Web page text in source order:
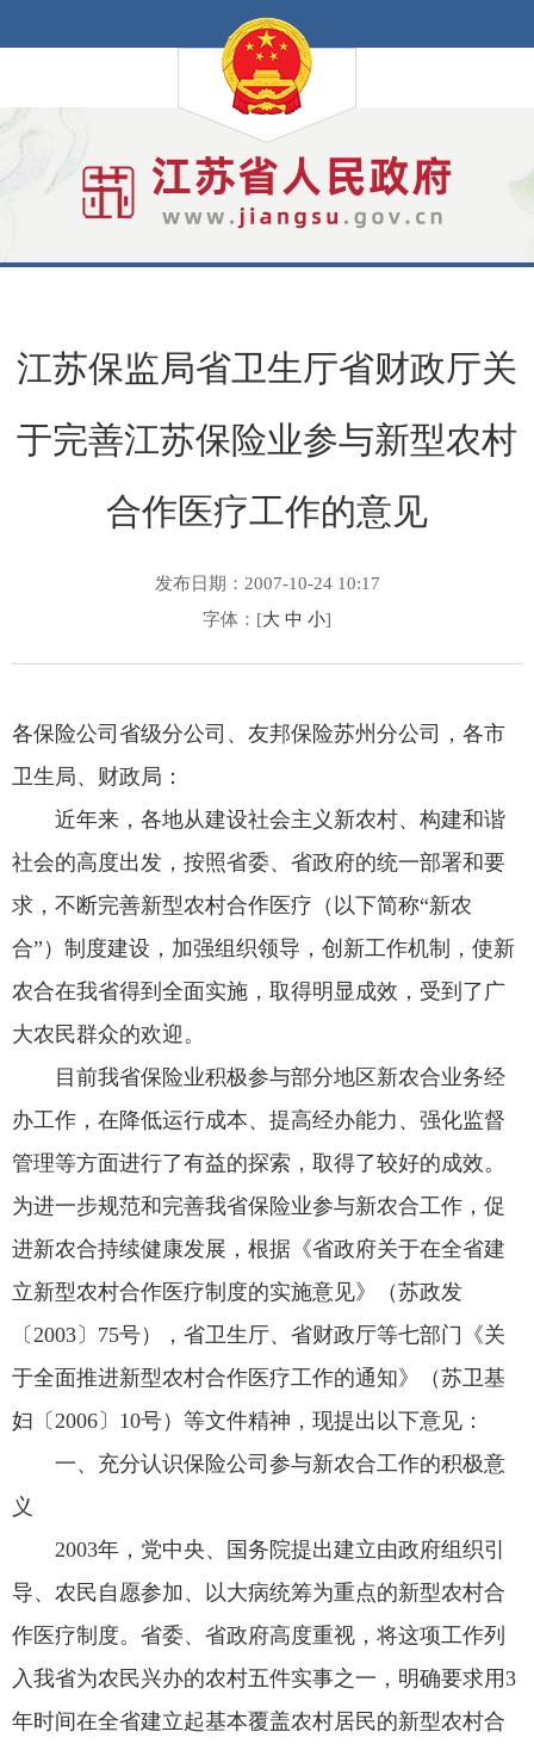
江苏保监局省卫生厅省财政厅关
于完善江苏保险业参与新型农村
合作医疗工作的意见
发布日期：2007-10-24 10:17
字体：[大 中 小]
各保险公司省级分公司、友邦保险苏州分公司，各市
卫生局、财政局：
近年来，各地从建设社会主义新农村、构建和谐
社会的高度出发，按照省委、省政府的统一部署和要
求，不断完善新型农村合作医疗（以下简称“新农
合”）制度建设，加强组织领导，创新工作机制，使新
农合在我省得到全面实施，取得明显成效，受到了广
大农民群众的欢迎。
目前我省保险业积极参与部分地区新农合业务经
办工作，在降低运行成本、提高经办能力、强化监督
管理等方面进行了有益的探索，取得了较好的成效。
为进一步规范和完善我省保险业参与新农合工作，促
进新农合持续健康发展，根据《省政府关于在全省建
立新型农村合作医疗制度的实施意见》（苏政发
〔2003〕75号），省卫生厅、省财政厅等七部门《关
于全面推进新型农村合作医疗工作的通知》（苏卫基
妇〔2006〕10号）等文件精神，现提出以下意见：
一、充分认识保险公司参与新农合工作的积极意
义
2003年，党中央、国务院提出建立由政府组织引
导、农民自愿参加、以大病统筹为重点的新型农村合
作医疗制度。省委、省政府高度重视，将这项工作列
入我省为农民兴办的农村五件实事之一，明确要求用3
年时间在全省建立起基本覆盖农村居民的新型农村合